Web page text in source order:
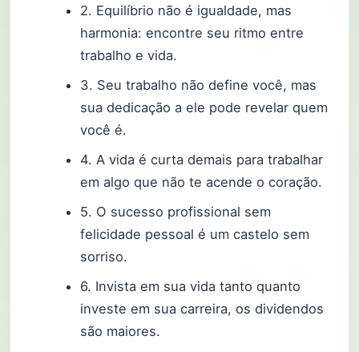
2. Equilíbrio não é igualdade, mas
harmonia: encontre seu ritmo entre
trabalho e vida.
3. Seu trabalho não define você, mas
sua dedicação a ele pode revelar quem
você é.
4. A vida é curta demais para trabalhar
em algo que não te acende o coração.
5. O sucesso profissional sem
felicidade pessoal é um castelo sem
sorriso.
6. Invista em sua vida tanto quanto
investe em sua carreira, os dividendos
são maiores.